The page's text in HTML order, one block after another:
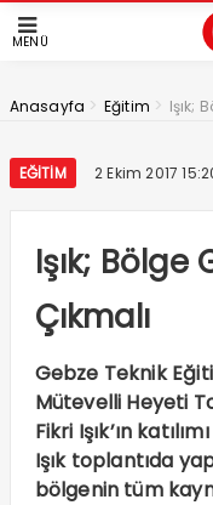
MENÜ
Anasayfa > Eğitim > Işık;
EĞITIM 2 Ekim 2017
Işık; Bölge
Çıkmalı
Gebze Teknik
Mütevelli Heyeti
Fikri Işık’ın
Işık toplantıda
bölgenin tüm